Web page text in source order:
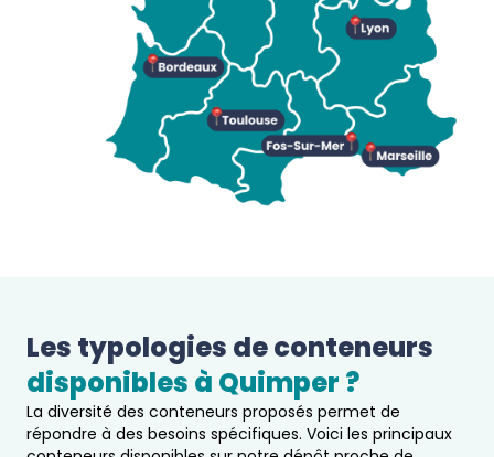
Les typologies de conteneurs
disponibles à Quimper ?
La diversité des conteneurs proposés permet de
répondre à des besoins spécifiques. Voici les principaux